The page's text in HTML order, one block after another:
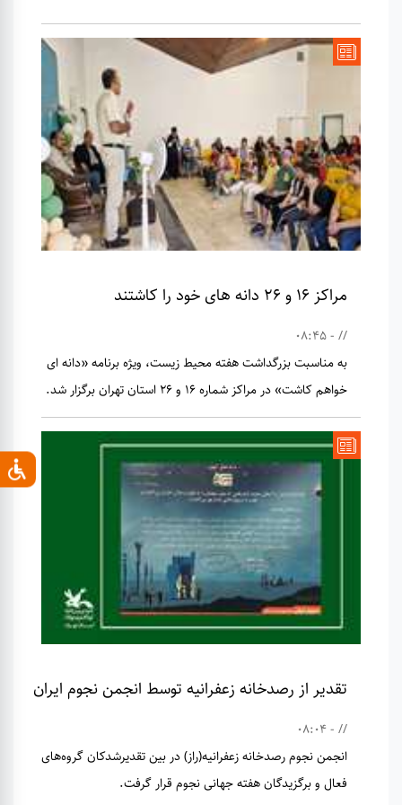
مراکز ۱۶ و ۲۶ دانه های خود را کاشتند
// - 08:45
به مناسبت بزرگداشت هفته محیط زیست، ویژه برنامه «دانه ای
خواهم کاشت» در مراکز شماره ۱۶ و ۲۶ استان تهران برگزار شد.
تقدیر از رصدخانه زعفرانیه توسط انجمن نجوم ایران
// - 08:04
انجمن نجوم رصدخانه زعفرانیه(راز) در بین تقدیرشدکان گروه‌های
فعال و برگزیدگان هفته جهانی نجوم قرار گرفت.